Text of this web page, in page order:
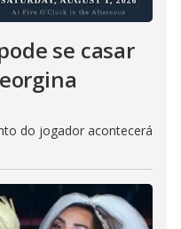
se casar
do jogador acontecerá